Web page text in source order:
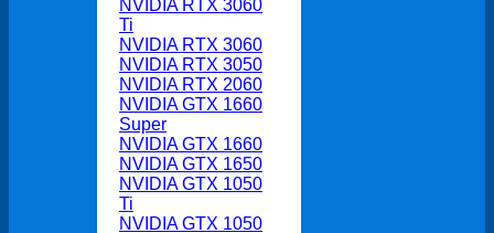
NVIDIA RTX 3060
Ti
NVIDIA RTX 3060
NVIDIA RTX 3050
NVIDIA RTX 2060
NVIDIA GTX 1660
Super
NVIDIA GTX 1660
NVIDIA GTX 1650
NVIDIA GTX 1050
Ti
NVIDIA GTX 1050